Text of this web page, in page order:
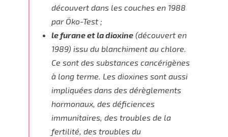
découvert dans les couches en 1988
par Öko-Test ;
le furane et la dioxine (découvert en
1989) issu du blanchiment au chlore.
Ce sont des substances cancérigènes
à long terme. Les dioxines sont aussi
impliquées dans des dérèglements
hormonaux, des déficiences
immunitaires, des troubles de la
fertilité, des troubles du